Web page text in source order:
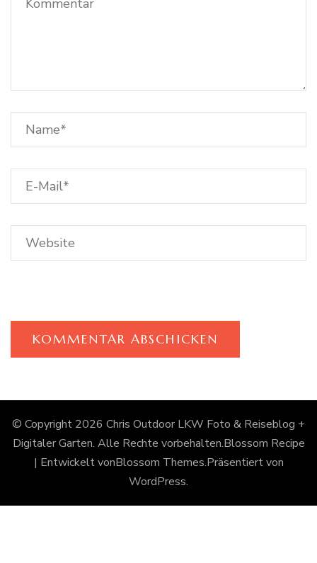
© Copyright 2026 Chris Outdoor LKW Foto & Reiseblog +
Digitaler Garten. Alle Rechte vorbehalten.Blossom Recipe
| Entwickelt vonBlossom Themes.Präsentiert von
WordPress.